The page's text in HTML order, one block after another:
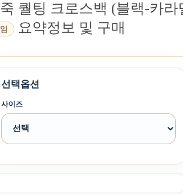
퀄팅 크로스백 (블랙-카라
요약정보 및 구매
선택옵션
사이즈